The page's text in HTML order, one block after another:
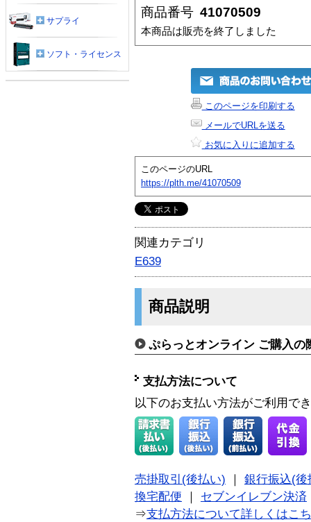
商品番号 41070509
本商品は販売を終了しました
このページを印刷する
メールでURLを送る
お気に入りに追加する
このページのURL
https://plth.me/41070509
関連カテゴリ
E639
商品説明
ぷらっとオンライン ご購入の
支払方法について
以下のお支払い方法がご利用で
売掛取引(後払い)
銀行振込(後
換宅配便
セブンイレブン決済
⇒支払方法について詳しくはこ
サプライ
ソフト・ライセンス